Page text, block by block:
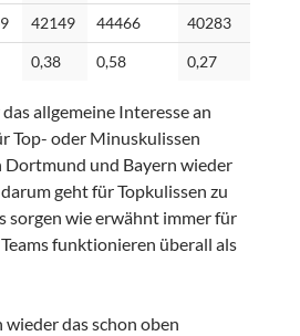
42149
0,38
44466
0,58
40283
0,27
allgemeine Interesse an
Top- oder Minuskulissen
Dortmund und Bayern wieder
geht für Topkulissen zu
sorgen wie erwähnt immer für
funktionieren überall als
das schon oben